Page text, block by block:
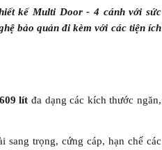
kế Multi Door - 4 cánh với sức
bảo quản đi kèm với các tiện ích
609 lít đa dạng các kích thước ngăn,
sang trọng, cứng cáp, hạn chế các